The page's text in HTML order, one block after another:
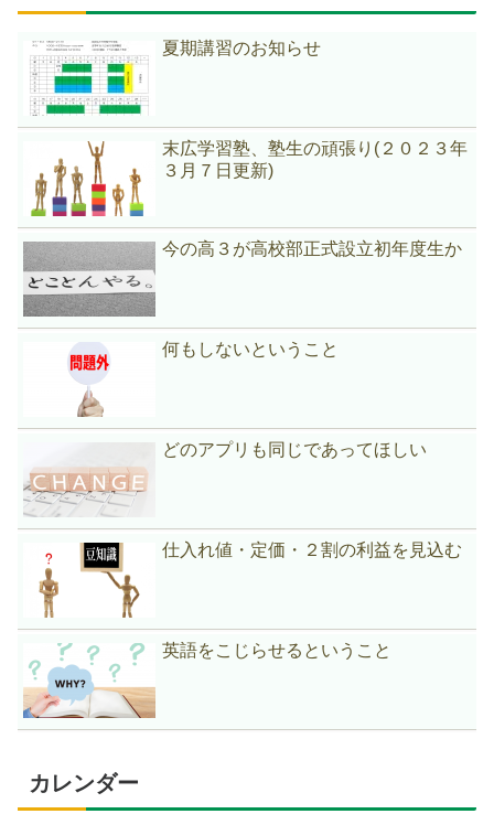
夏期講習のお知らせ
末広学習塾、塾生の頑張り(２０２３年
３月７日更新)
今の高３が高校部正式設立初年度生か
何もしないということ
どのアプリも同じであってほしい
仕入れ値・定価・２割の利益を見込む
英語をこじらせるということ
カレンダー